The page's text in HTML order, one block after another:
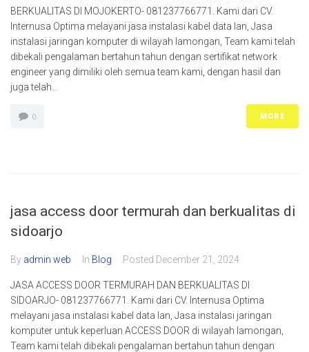
BERKUALITAS DI MOJOKERTO- 081237766771. Kami dari CV.
Internusa Optima melayani jasa instalasi kabel data lan, Jasa
instalasi jaringan komputer di wilayah lamongan, Team kami telah
dibekali pengalaman bertahun tahun dengan sertifikat network
engineer yang dimiliki oleh semua team kami, dengan hasil dan
juga telah...
0 MORE
jasa access door termurah dan berkualitas di
sidoarjo
By admin web In Blog Posted December 21, 2024
JASA ACCESS DOOR TERMURAH DAN BERKUALITAS DI
SIDOARJO- 081237766771. Kami dari CV. Internusa Optima
melayani jasa instalasi kabel data lan, Jasa instalasi jaringan
komputer untuk keperluan ACCESS DOOR di wilayah lamongan,
Team kami telah dibekali pengalaman bertahun tahun dengan